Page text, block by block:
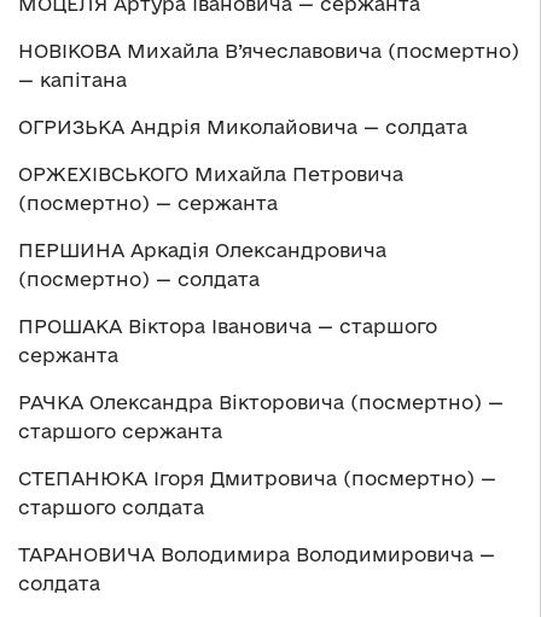
НОВІКОВА Михайла В’ячеславовича (посмертно)
— капітана
ОГРИЗЬКА Андрія Миколайовича — солдата
ОРЖЕХІВСЬКОГО Михайла Петровича
(посмертно) — сержанта
ПЕРШИНА Аркадія Олександровича
(посмертно) — солдата
ПРОШАКА Віктора Івановича — старшого
сержанта
РАЧКА Олександра Вікторовича (посмертно) —
старшого сержанта
СТЕПАНЮКА Ігоря Дмитровича (посмертно) —
старшого солдата
ТАРАНОВИЧА Володимира Володимировича —
солдата